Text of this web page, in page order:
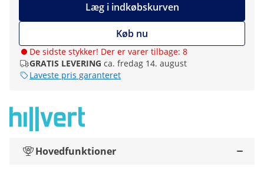
Læg i indkøbskurven
Køb nu
De sidste stykker! Der er varer tilbage: 8
GRATIS LEVERING ca. fredag 14. august
Laveste pris garanteret
Hovedfunktioner